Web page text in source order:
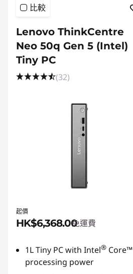
比較
Lenovo ThinkCentre
Neo 50q Gen 5 (Intel)
Tiny PC
(32)
起價
HK$6,368.00免運費
1L Tiny PC with Intel® Core™
processing power